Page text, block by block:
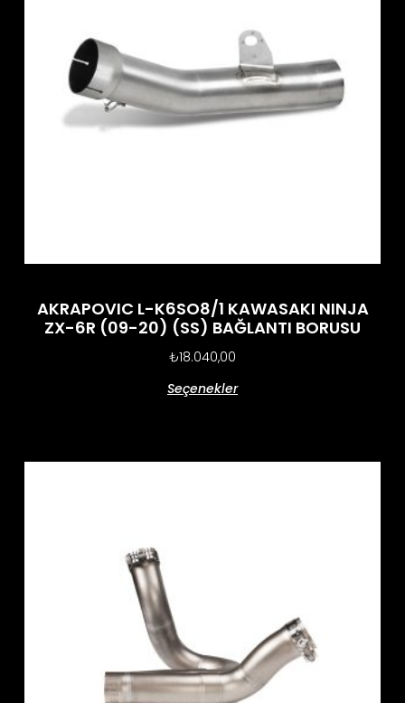
AKRAPOVIC L-K6SO8/1 KAWASAKI NINJA
ZX-6R (09-20) (SS) BAĞLANTI BORUSU
₺18.040,00
Seçenekler